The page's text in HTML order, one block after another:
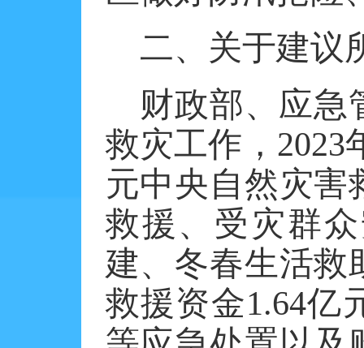
二、关于建议
财政部、应急
救灾工作， 2023
元中央自然灾害
救援、受灾群
建、冬春生活救
救援资金1.64亿